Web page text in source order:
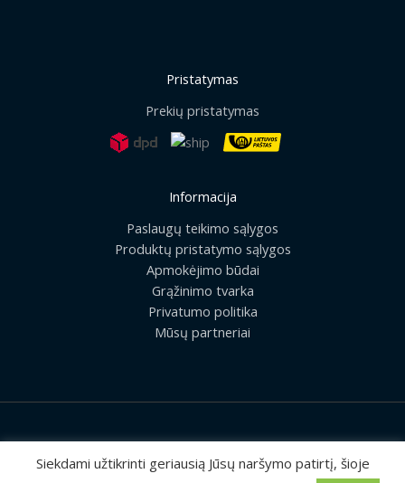
Pristatymas
Prekių pristatymas
Informacija
Paslaugų teikimo sąlygos
Produktų pristatymo sąlygos
Apmokėjimo būdai
Grąžinimo tvarka
Privatumo politika
Mūsų partneriai
2026 © Visos teisės saugomos | UAB „Rilis“
Siekdami užtikrinti geriausią Jūsų naršymo patirtį, šioje